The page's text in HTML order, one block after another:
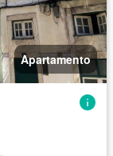
Apartamento